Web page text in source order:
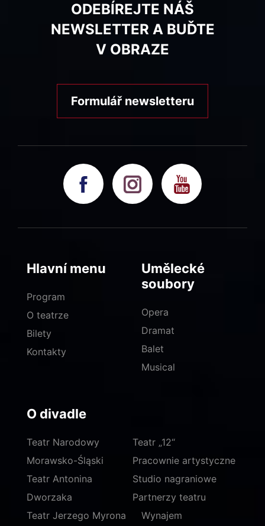
ODEBÍREJTE NÁŠ
NEWSLETTER A BUĎTE
V OBRAZE
Formulář newsletteru
Hlavní menu
Program
O teatrze
Bilety
Kontakty
Umělecké
soubory
Opera
Dramat
Balet
Musical
O divadle
Teatr Narodowy
Morawsko-Śląski
Teatr Antonina
Dworzaka
Teatr Jerzego Myrona
Teatr „12“
Pracownie artystyczne
Studio nagraniowe
Partnerzy teatru
Wynajem